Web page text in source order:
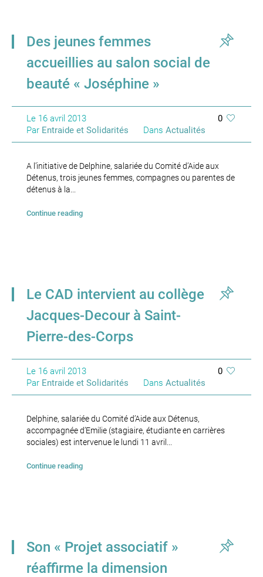
Des jeunes femmes
accueillies au salon social de
beauté « Joséphine »
0
Le 16 avril 2013
Par Entraide et Solidarités Dans Actualités
A l’initiative de Delphine, salariée du Comité d’Aide aux
Détenus, trois jeunes femmes, compagnes ou parentes de
détenus à la...
Continue reading
Le CAD intervient au collège
Jacques-Decour à Saint-
Pierre-des-Corps
0
Le 16 avril 2013
Par Entraide et Solidarités Dans Actualités
Delphine, salariée du Comité d’Aide aux Détenus,
accompagnée d’Emilie (stagiaire, étudiante en carrières
sociales) est intervenue le lundi 11 avril...
Continue reading
Son « Projet associatif »
réaffirme la dimension